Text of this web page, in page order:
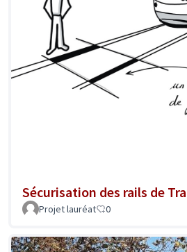
Sécurisation des rails de
Projet lauréat 0